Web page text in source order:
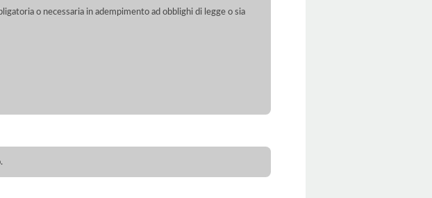
o necessaria in adempimento ad obblighi di legge o sia